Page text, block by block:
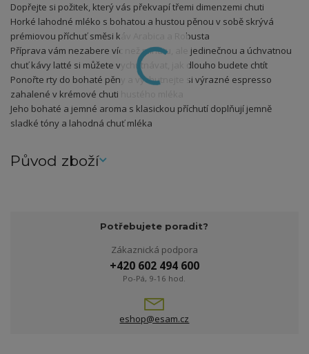
Dopřejte si požitek, který vás překvapí třemi dimenzemi chuti
Horké lahodné mléko s bohatou a hustou pěnou v sobě skrývá
prémiovou příchuť směsi káv Arabica a Robusta
Příprava vám nezabere víc než minutu, ale jedinečnou a úchvatnou
chuť kávy latté si můžete vychutnávat, jak dlouho budete chtít
Ponořte rty do bohaté pěny a vychutnejte si výrazné espresso
zahalené v krémové chuti hustého mléka
Jeho bohaté a jemné aroma s klasickou příchutí doplňují jemně
sladké tóny a lahodná chuť mléka
Původ zboží
Potřebujete poradit?
Zákaznická podpora
+420 602 494 600
Po-Pá, 9-16 hod.
eshop@esam.cz